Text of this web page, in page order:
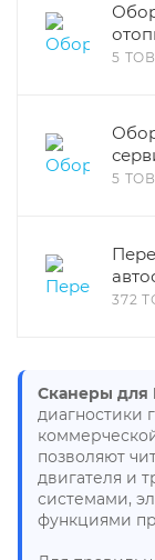
5
5
372
Сканеры для
диагностики
позволяют
двигателя и
системами,
функциями